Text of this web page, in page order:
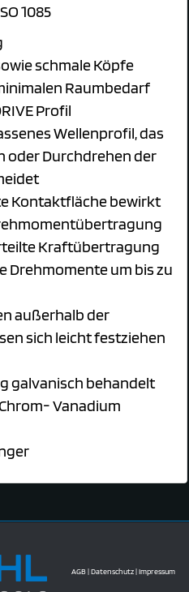
1085
schmale Köpfe
Raumbedarf
Profil
Wellenprofil, das
oder Durchdrehen der
Kontaktfläche bewirkt
Kraftübertragung
Drehmomente um bis zu
außerhalb der
sich leicht festziehen
galvanisch behandelt
Vanadium
AGB|Datenschutz|Impressum